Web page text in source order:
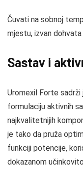
Čuvati na sobnoj
mjestu, izvan
Sastav i
Uromexil Forte sadrži
formulaciju aktivnih
najkvalitetnijih
je tako da pruža
funkciji potencije,
dokazanom